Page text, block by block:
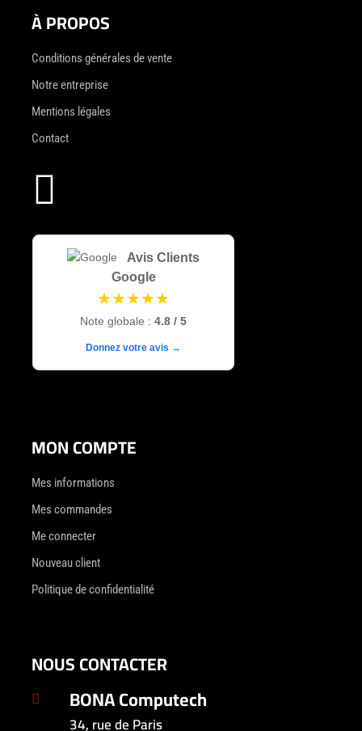
À PROPOS
Conditions générales de vente
Notre entreprise
Mentions légales
Contact

Avis Clients
Google
★★★★★
Note globale : 4.8 / 5
Donnez votre avis →
MON COMPTE
Mes informations
Mes commandes
Me connecter
Nouveau client
Politique de confidentialité
NOUS CONTACTER
 BONA Computech
34, rue de Paris